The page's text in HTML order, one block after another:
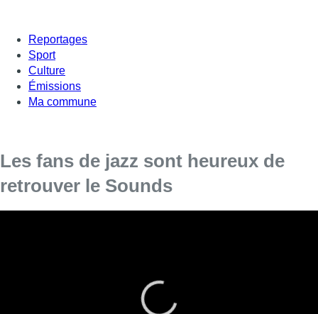
Reportages
Sport
Culture
Émissions
Ma commune
Les fans de jazz sont heureux de
retrouver le Sounds
racheter le lieu. Deux associations se partagent et font revivre
ce club bruxellois mythique ; le Sounds Live et Buen Vivir. Le